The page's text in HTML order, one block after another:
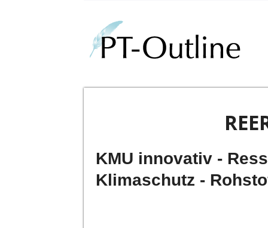
KMU innovativ -
Klimaschutz -